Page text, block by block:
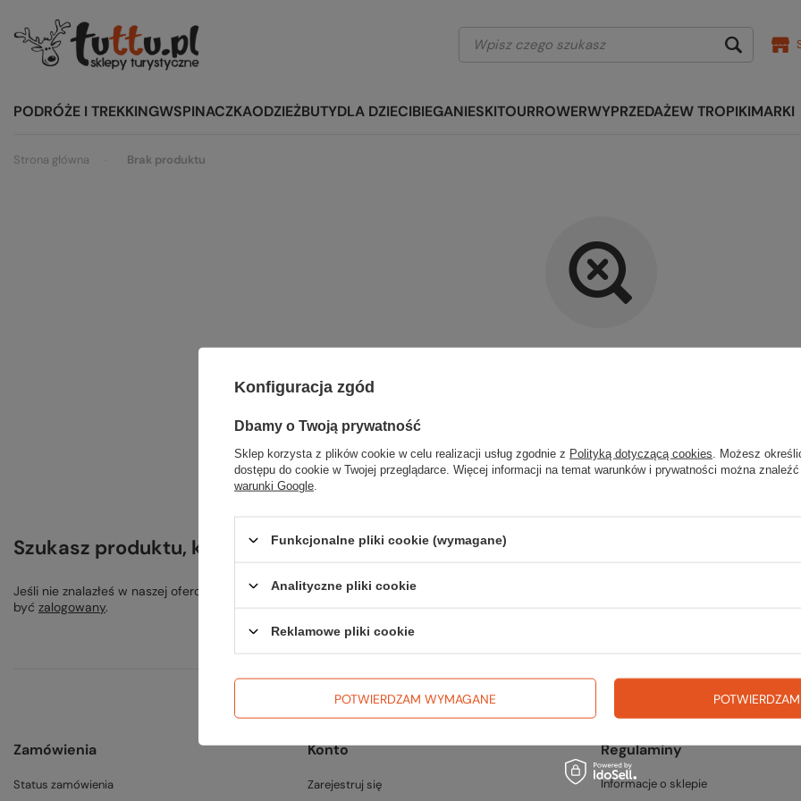
PODRÓŻE I TREKKINGWSPINACZKAODZIEŻBUTYDLA DZIECIBIEGANIESKITOURROWERWYPRZEDAŻEW TROPIKIMARKI
Strona główna Brak produktu
Szukany produkt nie został
Spróbuj sprecyzować dokładniejsze parametry. Skorzystaj z
Szukasz produktu, którego nie mamy w ofercie?
Jeśli nie znalazłeś w naszej ofercie produktu, a chciałbyś kupić go w naszym sklepie, możesz skorzystać ze specjalnego formularza i
być zalogowany.
Zamówienia
Status zamówienia
Konto
Zarejestruj się
Regulaminy
Informacje o sklepie
Konfiguracja zgód
Dbamy o Twoją prywatność
Sklep korzysta z plików cookie w celu realizacji usług zgodnie z Polityką dotyczącą cookies . Możesz
dostępu do cookie w Twojej przeglądarce. Więcej informacji na temat warunków i prywatności można
warunki Google
Funkcjonalne pliki cookie (wymagane)
Analityczne pliki cookie
Reklamowe pliki cookie
POTWIERDZAM WYMAGANE